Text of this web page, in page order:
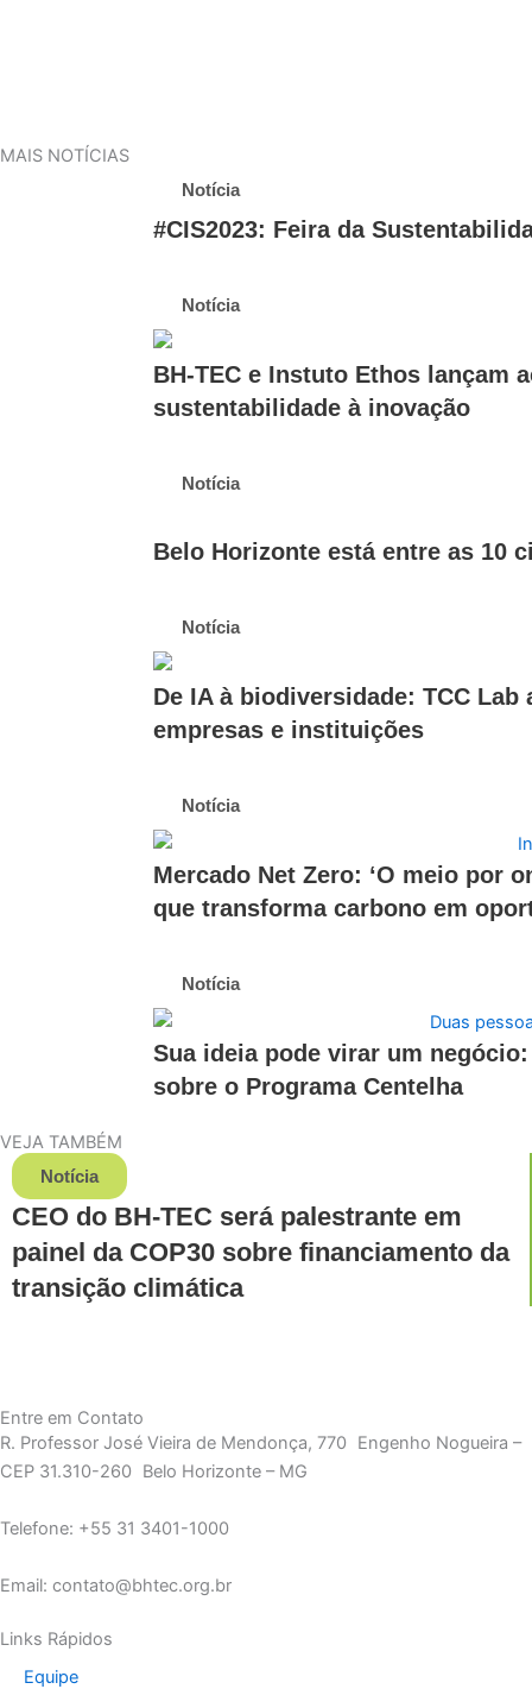
MAIS NOTÍCIAS
Notícia
#CIS2023: Feira da
Notícia
BH-TEC e Instuto Ethos lançam
sustentabilidade à inovação
Notícia
Belo Horizonte está entre as 10
Notícia
De IA à biodiversidade: TCC
empresas e instituições
Notícia
Mercado Net Zero: ‘O meio por
que transforma carbono em
Notícia
Sua ideia pode virar um
sobre o Programa Centelha
VEJA TAMBÉM
Notícia
CEO do BH-TEC será palestrante em
painel da COP30 sobre financiamento da
transição climática
Entre em Contato
R. Professor José Vieira de Mendonça, 770 Engenho Nogueira –
CEP 31.310-260 Belo Horizonte – MG
Telefone: +55 31 3401-1000
Email: contato@bhtec.org.br
Links Rápidos
Equipe